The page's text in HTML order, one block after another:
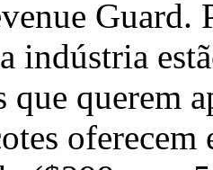
Guard.
indústria
que querem